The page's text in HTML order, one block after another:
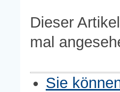
Dieser
mal
Sie